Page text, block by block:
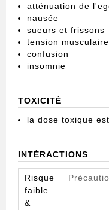
atténuation de
nausée
sueurs et frissons
tension musculaire
confusion
insomnie
TOXICITÉ
la dose toxique
INTÉRACTIONS
Risque
faible
&